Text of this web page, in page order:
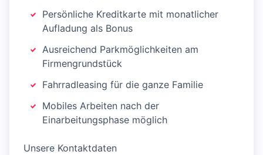
Persönliche Kreditkarte mit monatlicher
Aufladung als Bonus
Ausreichend Parkmöglichkeiten am
Firmengrundstück
Fahrradleasing für die ganze Familie
Mobiles Arbeiten nach der
Einarbeitungsphase möglich
Unsere Kontaktdaten